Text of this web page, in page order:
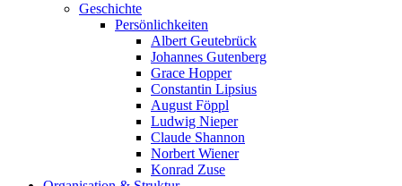
Geschichte
Persönlichkeiten
Albert Geutebrück
Johannes Gutenberg
Grace Hopper
Constantin Lipsius
August Föppl
Ludwig Nieper
Claude Shannon
Norbert Wiener
Konrad Zuse